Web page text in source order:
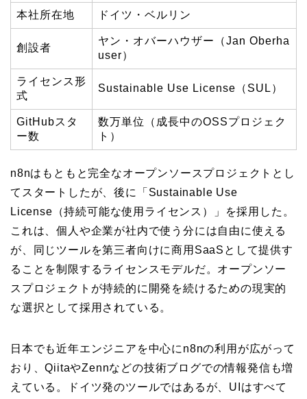
本社所在地 ドイツ・ベルリン
創設者
ヤン・オバーハウザー（Jan Oberha
user）
ライセンス形
式
Sustainable Use License（SUL）
GitHubスタ
ー数
数万単位（成長中のOSSプロジェク
ト）
n8nはもともと完全なオープンソースプロジェクトとし
てスタートしたが、後に「Sustainable Use
License（持続可能な使用ライセンス）」を採用した。
これは、個人や企業が社内で使う分には自由に使える
が、同じツールを第三者向けに商用SaaSとして提供す
ることを制限するライセンスモデルだ。オープンソー
スプロジェクトが持続的に開発を続けるための現実的
な選択として採用されている。
日本でも近年エンジニアを中心にn8nの利用が広がって
おり、QiitaやZennなどの技術ブログでの情報発信も増
えている。ドイツ発のツールではあるが、UIはすべて